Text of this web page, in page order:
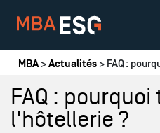
Vous êtes ici
MBA>Actualités > FAQ :
FAQ :
l'hôtellerie ?